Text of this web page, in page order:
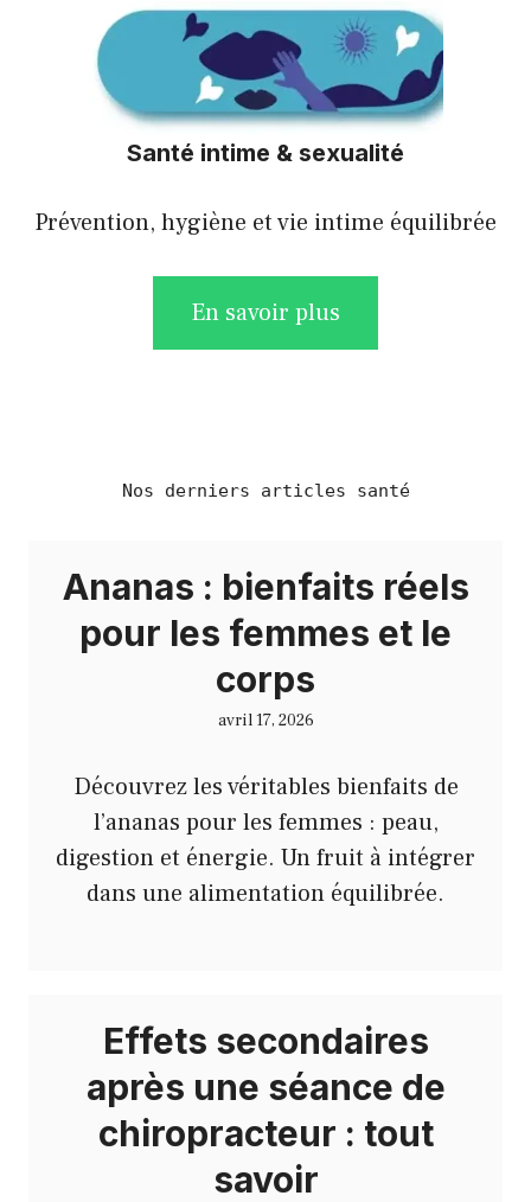
Santé intime & sexualité
Prévention, hygiène et vie intime équilibrée
En savoir plus
Nos derniers articles santé
Ananas : bienfaits réels
pour les femmes et le
corps
avril 17, 2026
Découvrez les véritables bienfaits de
l’ananas pour les femmes : peau,
digestion et énergie. Un fruit à intégrer
dans une alimentation équilibrée.
Effets secondaires
après une séance de
chiropracteur : tout
savoir